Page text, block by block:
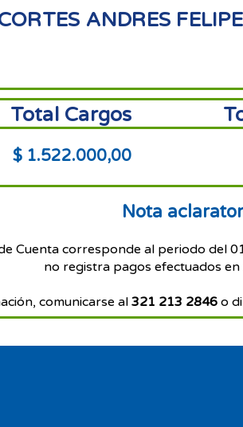
ANDRES FELIPE
Total Cargos
$ 1.522.000,00
Nota
Cuenta corresponde al periodo del
no registra pagos efectuados en
comunicarse al 321 213 2846o